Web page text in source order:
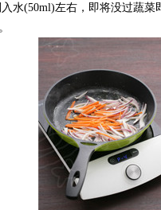
水(50ml)左右，即将没过蔬